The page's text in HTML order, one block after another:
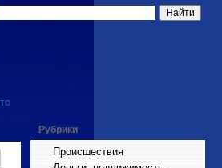
Рубрики
Происшествия